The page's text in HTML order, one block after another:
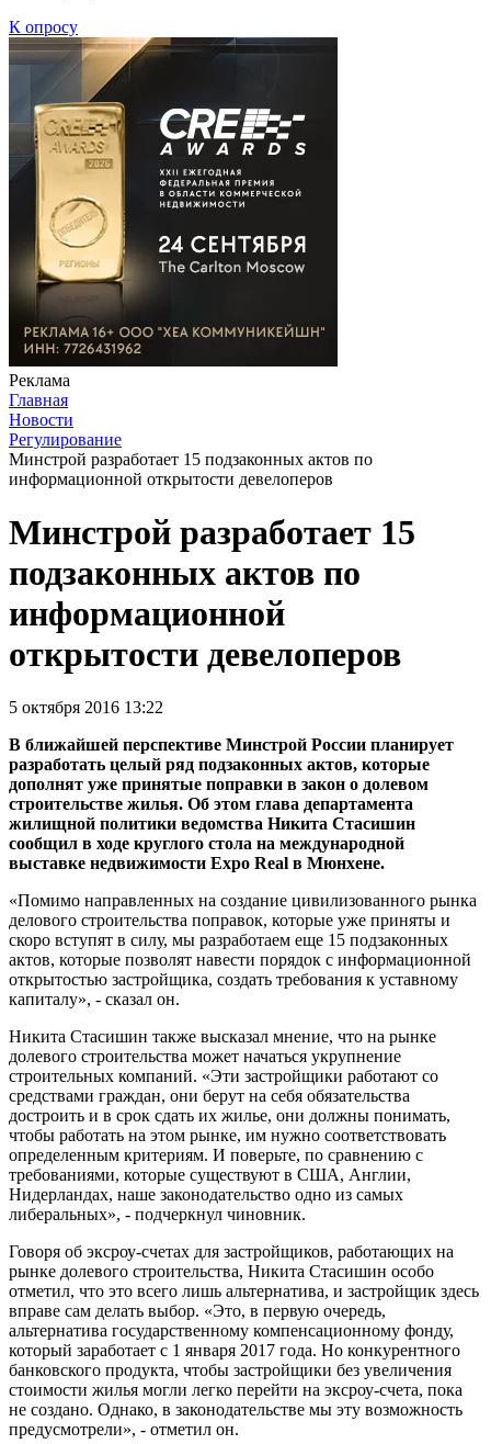
К опросу
Реклама
Главная
Новости
Регулирование
Минстрой разработает 15 подзаконных актов по
информационной открытости девелоперов
Минстрой разработает 15
подзаконных актов по
информационной
открытости девелоперов
5 октября 2016 13:22
В ближайшей перспективе Минстрой России планирует
разработать целый ряд подзаконных актов, которые
дополнят уже принятые поправки в закон о долевом
строительстве жилья. Об этом глава департамента
жилищной политики ведомства Никита Стасишин
сообщил в ходе круглого стола на международной
выставке недвижимости Expo Real в Мюнхене.
«Помимо направленных на создание цивилизованного рынка
делового строительства поправок, которые уже приняты и
скоро вступят в силу, мы разработаем еще 15 подзаконных
актов, которые позволят навести порядок с информационной
открытостью застройщика, создать требования к уставному
капиталу», - сказал он.
Никита Стасишин также высказал мнение, что на рынке
долевого строительства может начаться укрупнение
строительных компаний. «Эти застройщики работают со
средствами граждан, они берут на себя обязательства
достроить и в срок сдать их жилье, они должны понимать,
чтобы работать на этом рынке, им нужно соответствовать
определенным критериям. И поверьте, по сравнению с
требованиями, которые существуют в США, Англии,
Нидерландах, наше законодательство одно из самых
либеральных», - подчеркнул чиновник.
Говоря об эксроу-счетах для застройщиков, работающих на
рынке долевого строительства, Никита Стасишин особо
отметил, что это всего лишь альтернатива, и застройщик здесь
вправе сам делать выбор. «Это, в первую очередь,
альтернатива государственному компенсационному фонду,
который заработает с 1 января 2017 года. Но конкурентного
банковского продукта, чтобы застройщики без увеличения
стоимости жилья могли легко перейти на эксроу-счета, пока
не создано. Однако, в законодательстве мы эту возможность
предусмотрели», - отметил он.